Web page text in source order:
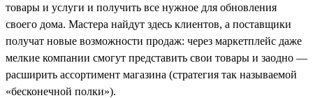
товары и услуги и получить все нужное для обновления
своего дома. Мастера найдут здесь клиентов, а поставщики
получат новые возможности продаж: через маркетплейс даже
мелкие компании смогут представить свои товары и заодно —
расширить ассортимент магазина (стратегия так называемой
«бесконечной полки»).